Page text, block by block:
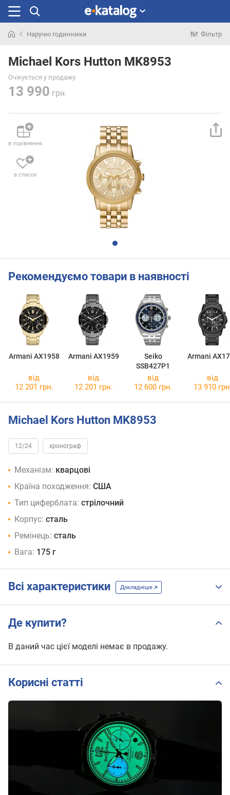
раніше
Наручні годинники Фільтр
Michael Kors Hutton MK8953
Очікується у продажу
13 990 грн.
в порівняння
в список
Рекомендуємо товари в наявності
Armani AX1958 Armani AX1959
Seiko
SSB427P1
Armani
від
12 201 грн.
від
12 201 грн.
від
12 600 грн.
від
13 910
Michael Kors Hutton MK8953
12/24 хронограф
Механізм: кварцові
Країна походження: США
Тип циферблата: стрілочний
Корпус: сталь
Ремінець: сталь
Вага: 175 г
Всі характеристики Докладніше
Де купити?
В даний час цієї моделі немає в продажу.
Корисні статті